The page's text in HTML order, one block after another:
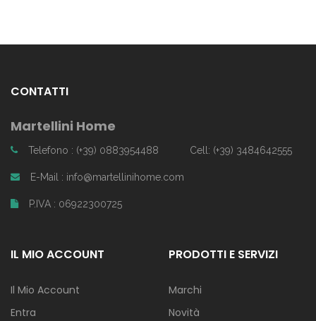
CONTATTI
Martellini Home
Telefono : (+39) 0883954488 Cell: (+39) 3484642555
E-Mail : info@martellinihome.com
P.IVA : 06922300725
IL MIO ACCOUNT
Il Mio Account
Entra
PRODOTTI E SERVIZI
Marchi
Novità